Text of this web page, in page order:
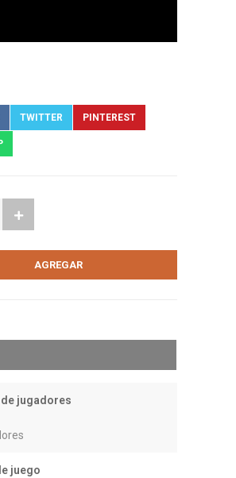
TWITTER PINTEREST
jugadores
juego